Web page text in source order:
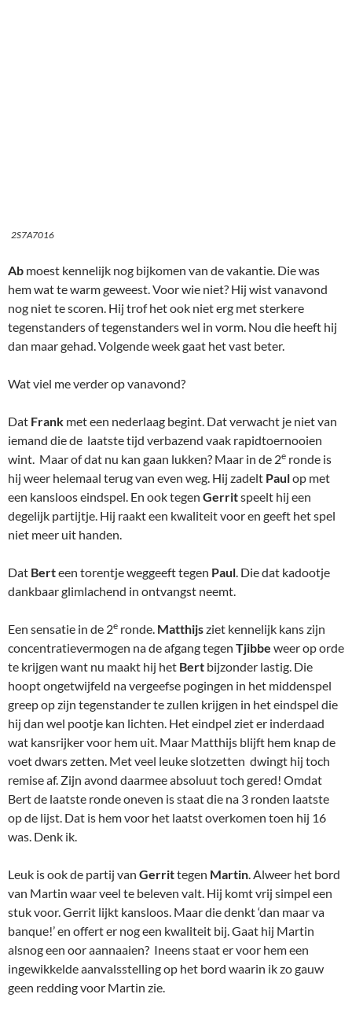
2S7A7016
Ab moest kennelijk nog bijkomen van de vakantie. Die was
hem wat te warm geweest. Voor wie niet? Hij wist vanavond
nog niet te scoren. Hij trof het ook niet erg met sterkere
tegenstanders of tegenstanders wel in vorm. Nou die heeft hij
dan maar gehad. Volgende week gaat het vast beter.
Wat viel me verder op vanavond?
Dat Frank met een nederlaag begint. Dat verwacht je niet van
iemand die de laatste tijd verbazend vaak rapidtoernooien
wint. Maar of dat nu kan gaan lukken? Maar in de 2e ronde is
hij weer helemaal terug van even weg. Hij zadelt Paulop met
een kansloos eindspel. En ook tegen Gerritspeelt hij een
degelijk partijtje. Hij raakt een kwaliteit voor en geeft het spel
niet meer uit handen.
Dat Berteen torentje weggeeft tegen Paul. Die dat kadootje
dankbaar glimlachend in ontvangst neemt.
Een sensatie in de 2e ronde. Matthijsziet kennelijk kans zijn
concentratievermogen na de afgang tegen Tjibbe weer op orde
te krijgen want nu maakt hij het Bert bijzonder lastig. Die
hoopt ongetwijfeld na vergeefse pogingen in het middenspel
greep op zijn tegenstander te zullen krijgen in het eindspel die
hij dan wel pootje kan lichten. Het eindpel ziet er inderdaad
wat kansrijker voor hem uit. Maar Matthijs blijft hem knap de
voet dwars zetten. Met veel leuke slotzetten dwingt hij toch
remise af. Zijn avond daarmee absoluut toch gered! Omdat
Bert de laatste ronde oneven is staat die na 3 ronden laatste
op de lijst. Dat is hem voor het laatst overkomen toen hij 16
was. Denk ik.
Leuk is ook de partij van Gerrittegen Martin. Alweer het bord
van Martin waar veel te beleven valt. Hij komt vrij simpel een
stuk voor. Gerrit lijkt kansloos. Maar die denkt ‘dan maar va
banque!’ en offert er nog een kwaliteit bij. Gaat hij Martin
alsnog een oor aannaaien? Ineens staat er voor hem een
ingewikkelde aanvalsstelling op het bord waarin ik zo gauw
geen redding voor Martin zie.